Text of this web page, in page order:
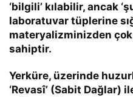
‘bilgili’ kılabilir, ancak
laboratuvar tüplerine
materyalizminizden
sahiptir.
Yerküre, üzerinde
‘Revasî’ (Sabit Dağlar)